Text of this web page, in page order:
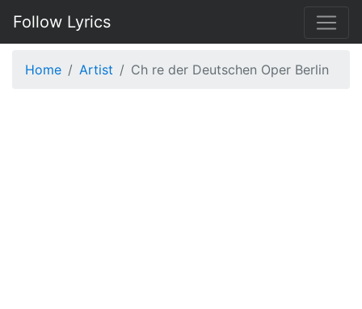
Follow Lyrics
Home Artist Ch re der Deutschen Oper Berlin